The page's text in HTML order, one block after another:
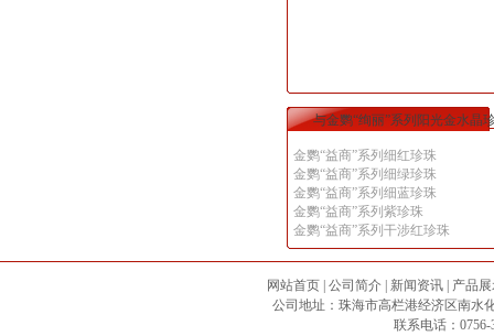
与金鹦“绚丽”系列阳光金水晶
金鹦“益商”系列细红珍珠
金鹦“益商”系列细绿珍珠
金鹦“益商”系列细蓝珍珠
金鹦“益商”系列紫珍珠
金鹦“益商”系列干涉红珍珠
网站首页 公司简介 新闻资讯
产品
公司地址：珠海市高栏港经济区南水
联系电话：0756-